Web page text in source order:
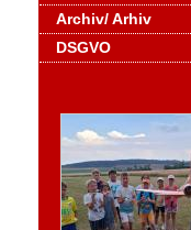
Archiv/ Arhiv
DSGVO